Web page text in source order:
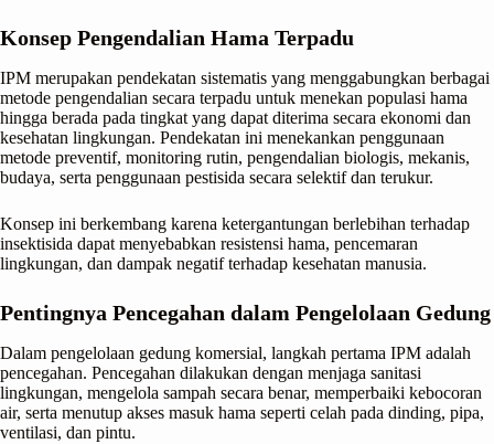
Konsep Pengendalian Hama Terpadu
IPM merupakan pendekatan sistematis yang menggabungkan berbagai
metode pengendalian secara terpadu untuk menekan populasi hama
hingga berada pada tingkat yang dapat diterima secara ekonomi dan
kesehatan lingkungan. Pendekatan ini menekankan penggunaan
metode preventif, monitoring rutin, pengendalian biologis, mekanis,
budaya, serta penggunaan pestisida secara selektif dan terukur.
Konsep ini berkembang karena ketergantungan berlebihan terhadap
insektisida dapat menyebabkan resistensi hama, pencemaran
lingkungan, dan dampak negatif terhadap kesehatan manusia.
Pentingnya Pencegahan dalam Pengelolaan Gedung
Dalam pengelolaan gedung komersial, langkah pertama IPM adalah
pencegahan. Pencegahan dilakukan dengan menjaga sanitasi
lingkungan, mengelola sampah secara benar, memperbaiki kebocoran
air, serta menutup akses masuk hama seperti celah pada dinding, pipa,
ventilasi, dan pintu.